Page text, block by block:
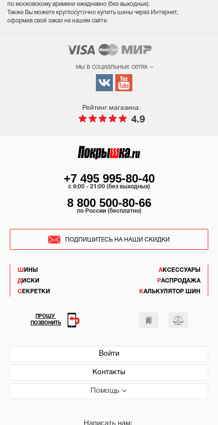
по московскому времени ежедневно (без выходных).
Также Вы можете круглосуточно купить шины через Интернет,
оформив свой заказ на нашем сайте.
мы в социальных сетях –
Рейтинг магазина:
4.9
ШИНЫ
ДИСКИ
СЕКРЕТКИ
АКСЕССУАРЫ
РАСПРОДАЖА
КАЛЬКУЛЯТОР ШИН
Войти
Контакты
Помощь
Написать нам:
+7 495 995-80-40
c 9:00 - 21:00 (без выходных)
8 800 500-80-66
по России (бесплатно)
ПОДПИШИТЕСЬ НА НАШИ СКИДКИ
ПРОШУ
ПОЗВОНИТЬ